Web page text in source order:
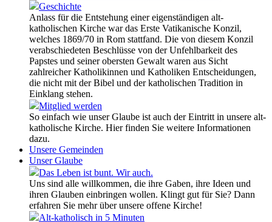
Geschichte
Anlass für die Entstehung einer eigenständigen alt-
katholischen Kirche war das Erste Vatikanische Konzil,
welches 1869/70 in Rom stattfand. Die von diesem Konzil
verabschiedeten Beschlüsse von der Unfehlbarkeit des
Papstes und seiner obersten Gewalt waren aus Sicht
zahlreicher Katholikinnen und Katholiken Entscheidungen,
die nicht mit der Bibel und der katholischen Tradition in
Einklang stehen.
Mitglied werden
So einfach wie unser Glaube ist auch der Eintritt in unsere alt-
katholische Kirche. Hier finden Sie weitere Informationen
dazu.
Unsere Gemeinden
Unser Glaube
Das Leben ist bunt. Wir auch.
Uns sind alle willkommen, die ihre Gaben, ihre Ideen und
ihren Glauben einbringen wollen. Klingt gut für Sie? Dann
erfahren Sie mehr über unsere offene Kirche!
Alt-katholisch in 5 Minuten